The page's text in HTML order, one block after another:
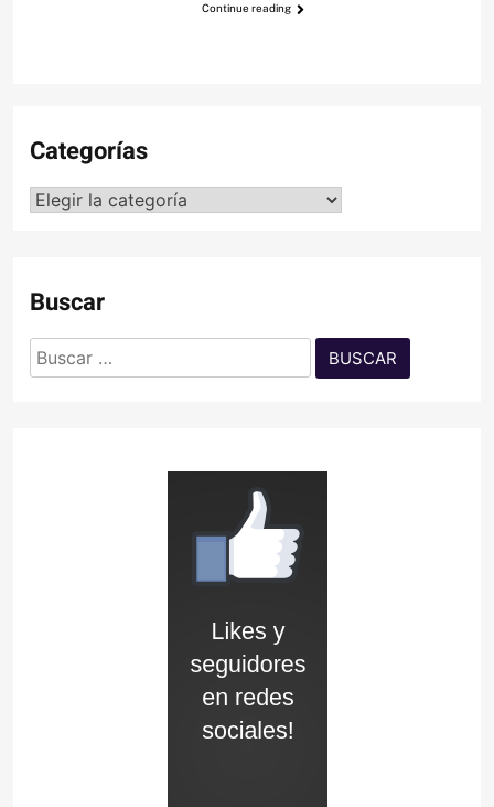
Continue reading
Categorías
Categorías
Buscar
Buscar: